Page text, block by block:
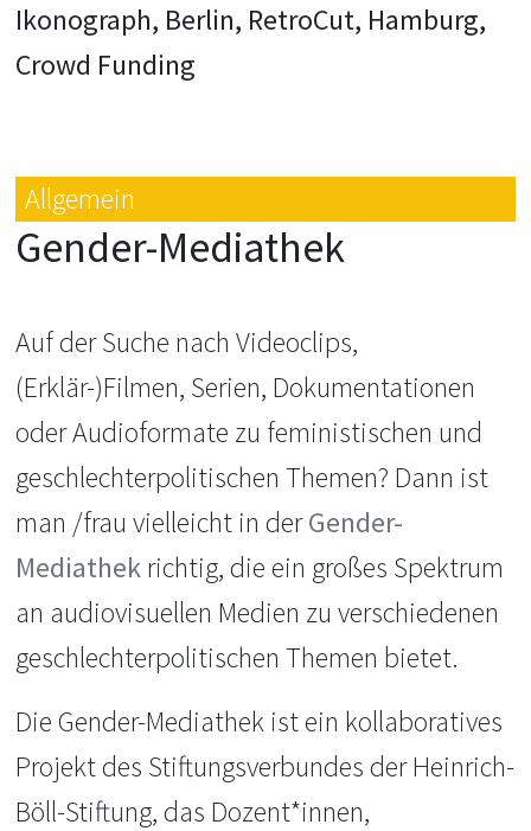
Ikonograph, Berlin, RetroCut, Hamburg,
Crowd Funding
Allgemein
Gender-Mediathek
Auf der Suche nach Videoclips,
(Erklär-)Filmen, Serien, Dokumentationen
oder Audioformate zu feministischen und
geschlechterpolitischen Themen? Dann ist
man /frau vielleicht in derGender-
Mediathekrichtig, die ein großes Spektrum
an audiovisuellen Medien zu verschiedenen
geschlechterpolitischen Themen bietet.
Die Gender-Mediathek ist ein kollaboratives
Projekt des Stiftungsverbundes der Heinrich-
Böll-Stiftung, das Dozent*innen,